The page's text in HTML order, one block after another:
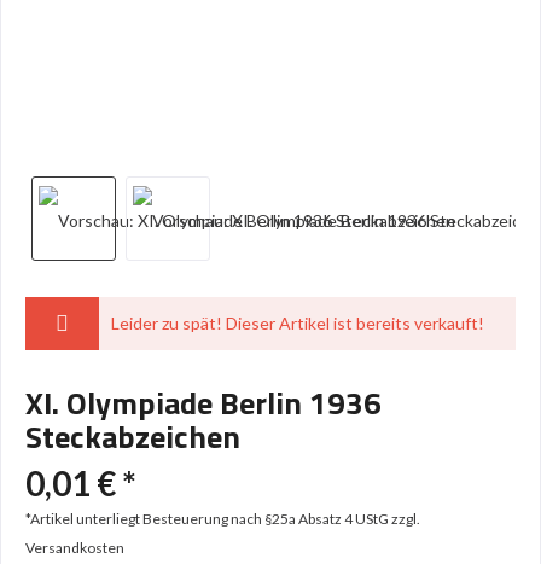
Leider zu spät! Dieser Artikel ist bereits verkauft!
XI. Olympiade Berlin 1936
Steckabzeichen
0,01 € *
*Artikel unterliegt Besteuerung nach §25a Absatz 4 UStG zzgl.
Versandkosten